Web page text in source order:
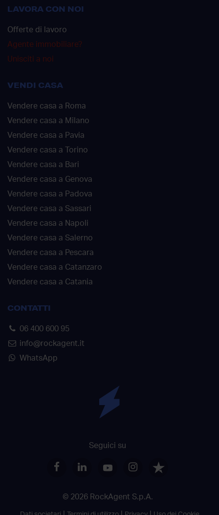
LAVORA CON NOI
Offerte di lavoro
Agente immobiliare?
Unisciti a noi
VENDI CASA
Vendere casa a Roma
Vendere casa a Milano
Vendere casa a Pavia
Vendere casa a Torino
Vendere casa a Bari
Vendere casa a Genova
Vendere casa a Padova
Vendere casa a Sassari
Vendere casa a Napoli
Vendere casa a Salerno
Vendere casa a Pescara
Vendere casa a Catanzaro
Vendere casa a Catania
CONTATTI
06 400 600 95
info@rockagent.it
WhatsApp
Seguici su
© 2026 RockAgent S.p.A.